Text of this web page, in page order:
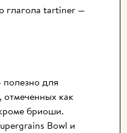
глагола tartiner —
для
как
бриоши.
Bowl и